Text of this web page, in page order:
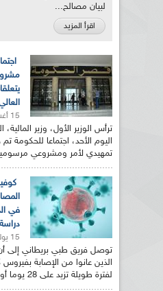
لبيان مصالح...
اقرأ المزيد
15 أغسطس 2021
ترأس الوزير الأول، وزير
اليوم الأحد، اجتماعا للحكومة
تمهيدي لأمر ومشروعي
في
دراسة
15 يوليو 2021
لفترة طويلة تزيد على 28 يوما أو أكثر ظهرت...